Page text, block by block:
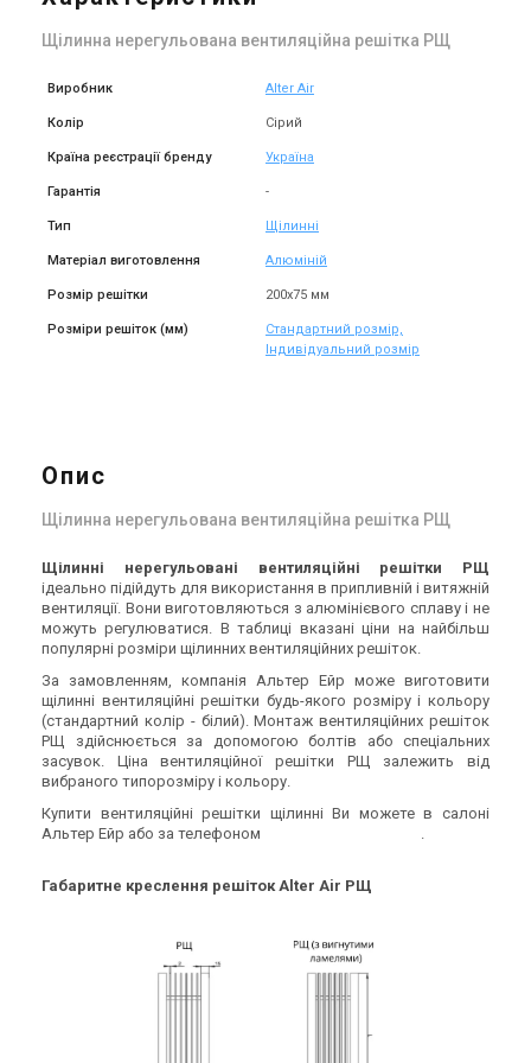
Air РЩ 400х75
Ціна
Купити
Air РЩ 500х75
Ціна
Купити
Вентиляційна решітка Alter
Air РЩ 600х75
Ціна
Ціна за запитом
Купити
Вентиляційна решітка Alter
Air РЩ 700х75
Ціна
Ціна за запитом
Купити
Немає в наявності Залишити відгук
Вентиляційна решітка Alter
Ціна за запитом
В наявності Залишити відгук
Вентиляційна решітка Alter
Ціна за запитом
Щілинна нерегульована вентиляційна решітка РЩ
Виробник Alter Air
Колір Сірий
Країна реєстрації бренду Україна
Гарантія -
Тип Щілинні
Матеріал виготовлення Алюміній
Розмір решітки 200х75 мм
Розміри решіток (мм)
Стандартний розмір,
Індивідуальний розмір
Опис
Щілинна нерегульована вентиляційна решітка РЩ
Щілинні нерегульовані вентиляційні решітки РЩ
ідеально підійдуть для використання в припливній і витяжній
вентиляції. Вони виготовляються з алюмінієвого сплаву і не
можуть регулюватися. В таблиці вказані ціни на найбільш
популярні розміри щілинних вентиляційних решіток.
За замовленням, компанія Альтер Ейр може виготовити
щілинні вентиляційні решітки будь-якого розміру і кольору
(стандартний колір - білий). Монтаж вентиляційних решіток
РЩ здійснюється за допомогою болтів або спеціальних
засувок. Ціна вентиляційної решітки РЩ залежить від
вибраного типорозміру і кольору.
Купити вентиляційні решітки щілинні Ви можете в салоні
Альтер Ейр або за телефоном
.
Габаритне креслення решіток Alter Air РЩ